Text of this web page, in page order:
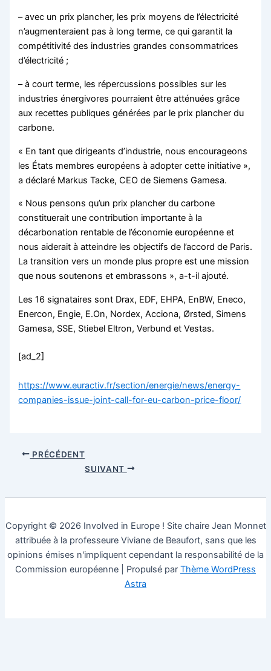
– avec un prix plancher, les prix moyens de l’électricité
n’augmenteraient pas à long terme, ce qui garantit la
compétitivité des industries grandes consommatrices
d’électricité ;
– à court terme, les répercussions possibles sur les
industries énergivores pourraient être atténuées grâce
aux recettes publiques générées par le prix plancher du
carbone.
« En tant que dirigeants d’industrie, nous encourageons
les États membres européens à adopter cette initiative »,
a déclaré Markus Tacke, CEO de Siemens Gamesa.
« Nous pensons qu’un prix plancher du carbone
constituerait une contribution importante à la
décarbonation rentable de l’économie européenne et
nous aiderait à atteindre les objectifs de l’accord de Paris.
La transition vers un monde plus propre est une mission
que nous soutenons et embrassons », a-t-il ajouté.
Les 16 signataires sont Drax, EDF, EHPA, EnBW, Eneco,
Enercon, Engie, E.On, Nordex, Acciona, Ørsted, Simens
Gamesa, SSE, Stiebel Eltron, Verbund et Vestas.
[ad_2]
https://www.euractiv.fr/section/energie/news/energy-
companies-issue-joint-call-for-eu-carbon-price-floor/
PRÉCÉDENT
SUIVANT
Copyright © 2026 Involved in Europe ! Site chaire Jean Monnet
attribuée à la professeure Viviane de Beaufort, sans que les
opinions émises n'impliquent cependant la responsabilité de la
Commission européenne | Propulsé par Thème WordPress
Astra